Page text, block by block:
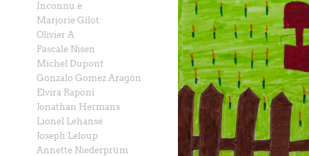
Inconnu.e
Marjorie Gilot
Olivier A
Pascale Nisen
Michel Dupont
Gonzalo Gomez Aragòn
Elvira Raponi
Jonathan Hermans
Lionel Lehanse
Joseph Leloup
Annette Niederprüm